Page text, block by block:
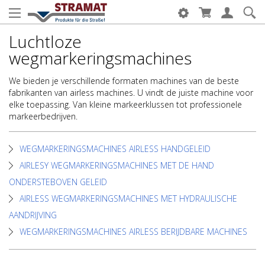
Luchtloze
wegmarkeringsmachines
We bieden je verschillende formaten machines van de beste
fabrikanten van airless machines. U vindt de juiste machine voor
elke toepassing. Van kleine markeerklussen tot professionele
markeerbedrijven.
WEGMARKERINGSMACHINES AIRLESS HANDGELEID
AIRLESY WEGMARKERINGSMACHINES MET DE HAND
ONDERSTEBOVEN GELEID
AIRLESS WEGMARKERINGSMACHINES MET HYDRAULISCHE
AANDRIJVING
WEGMARKERINGSMACHINES AIRLESS BERIJDBARE MACHINES